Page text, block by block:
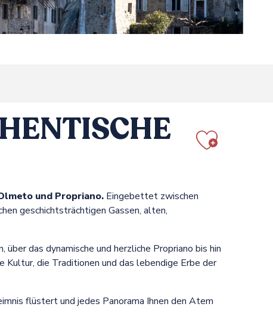
und Propriano. Eingebettet zwischen
geschichtsträchtigen Gassen, alten,
das dynamische und herzliche Propriano bis hin
Kultur, die Traditionen und das lebendige Erbe der
flüstert und jedes Panorama Ihnen den Atem